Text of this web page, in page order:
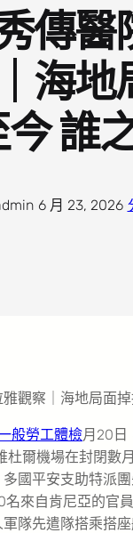
傳醫
海地
誰
· 6 月 23, 2026·
觀察｜海地局面
般勞工體檢月20日
杜爾機場在封閉數
國平安支助特派
名來自肯尼亞的官
隊先遣隊搭乘搭